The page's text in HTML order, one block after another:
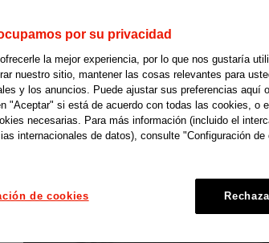
por su privacidad
la mejor experiencia, por lo que nos gustaría
nuestro sitio, mantener las cosas relevantes para
y los anuncios. Puede ajustar sus preferencias aquí
"Aceptar" si está de acuerdo con todas las cookies, o
necesarias. Para más información (incluido el
internacionales de datos), consulte "Configuración
de cookies